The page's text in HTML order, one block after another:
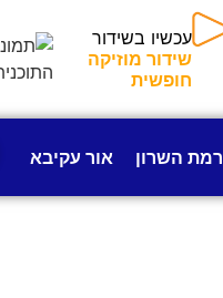
עכשיו בשידור
שידור מוזיקה חופשית
רמת השרון אור עקיבא